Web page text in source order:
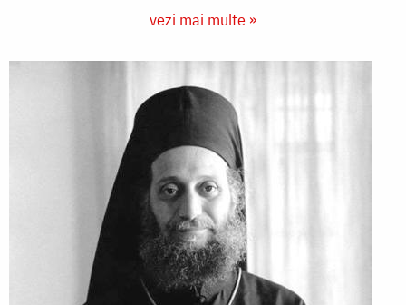
vezi mai multe »